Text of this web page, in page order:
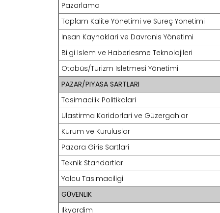
Pazarlama
Toplam Kalite Yönetimi ve Süreç Yönetimi
Insan Kaynaklari ve Davranis Yönetimi
Bilgi Islem ve Haberlesme Teknolojileri
Otobüs/Turizm Isletmesi Yönetimi
PAZAR/PIYASA SARTLARI
Tasimacilik Politikalari
Ulastirma Koridorlari ve Güzergahlar
Kurum ve Kuruluslar
Pazara Giris Sartlari
Teknik Standartlar
Yolcu Tasimaciligi
GÜVENLIK
Ilkyardim